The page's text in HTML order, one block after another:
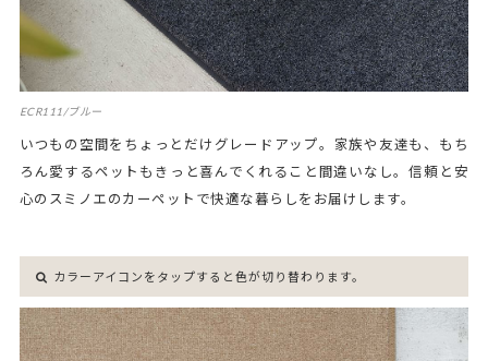
ECR111/ブルー
いつもの空間をちょっとだけグレードアップ。家族や友達も、もち
ろん愛するペットもきっと喜んでくれること間違いなし。信頼と安
心のスミノエのカーペットで快適な暮らしをお届けします。
カラーアイコンをタップすると色が切り替わります。